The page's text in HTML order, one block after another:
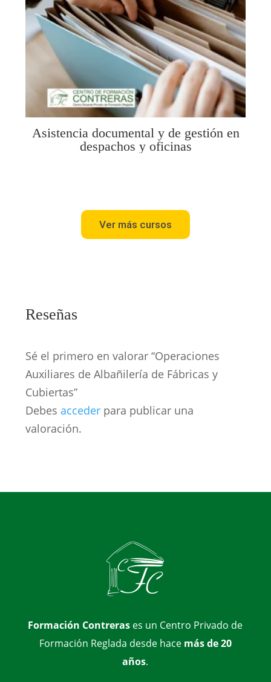
Asistencia documental y de gestión en
despachos y oficinas
Ver más cursos
Reseñas
Sé el primero en valorar “Operaciones
Auxiliares de Albañilería de Fábricas y
Cubiertas”
Debes acceder para publicar una
valoración.
Formación Contreras es un Centro Privado de
Formación Reglada desde hace más de 20
años.